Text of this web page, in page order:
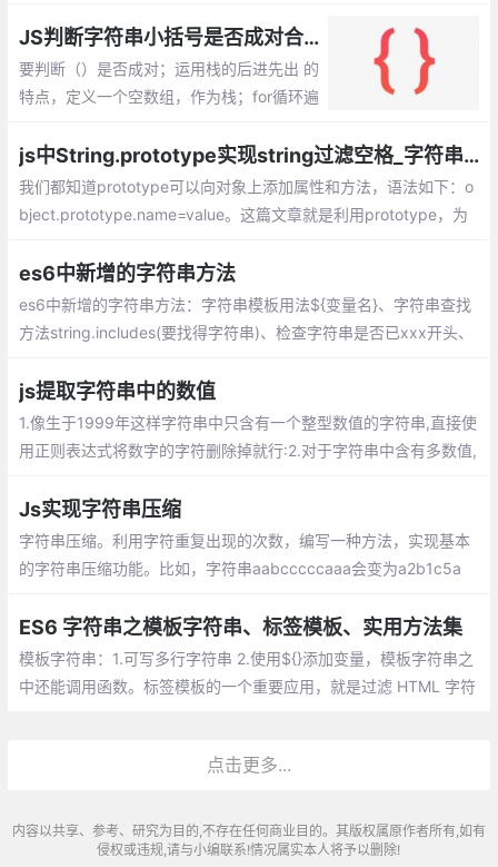
法，我们可以直接使用。
JS判断字符串小括号是否成对合法
要判断（）是否成对；运用栈的后进先出 的
特点，定义一个空数组，作为栈；for循环遍
数组最顶端，push方法，记录发现一个左括
号；
js中String.prototype实现string过滤空格_字符串空格过滤
我们都知道prototype可以向对象上添加属性和方法，语法如下：o
bject.prototype.name=value。这篇文章就是利用prototype，为
es6中新增的字符串方法
es6中新增的字符串方法：字符串模板用法${变量名}、字符串查找
方法string.includes(要找得字符串)、检查字符串是否已xxx开头、
js提取字符串中的数值
1.像生于1999年这样字符串中只含有一个整型数值的字符串,直接使
用正则表达式将数字的字符删除掉就行:2.对于字符串中含有多数值,
含整数和小数):
Js实现字符串压缩
字符串压缩。利用字符重复出现的次数，编写一种方法，实现基本
的字符串压缩功能。比如，字符串aabcccccaaa会变为a2b1c5a
设字符串中只包含大小写英文字母
ES6 字符串之模板字符串、标签模板、实用方法集
模板字符串：1.可写多行字符串 2.使用${}添加变量，模板字符串之
中还能调用函数。标签模板的一个重要应用，就是过滤 HTML 字符
点击更多...
内容以共享、参考、研究为目的,不存在任何商业目的。其版权属原作者所有,如有
侵权或违规,请与小编联系!情况属实本人将予以删除!